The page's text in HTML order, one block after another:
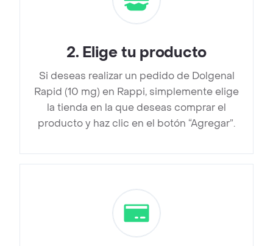
2. Elige tu producto
Si deseas realizar un pedido de Dolgenal
Rapid (10 mg) en Rappi, simplemente elige
la tienda en la que deseas comprar el
producto y haz clic en el botón “Agregar”.